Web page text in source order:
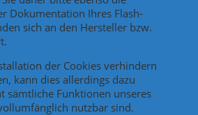
Dokumentation Ihres Flash-
sich an den Hersteller bzw.
der Cookies verhindern
kann dies allerdings dazu
sämtliche Funktionen unseres
nutzbar sind.